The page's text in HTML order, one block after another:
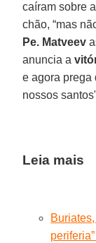
caíram sobre
chão, “mas
Pe. Matveev
anuncia a
e agora prega
nossos
Leia mais